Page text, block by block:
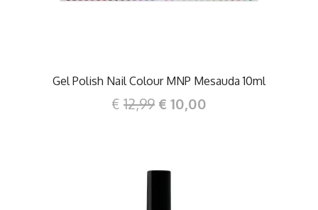
Gel Polish Nail Colour MNP Mesauda 10ml
€ 12,99 € 10,00